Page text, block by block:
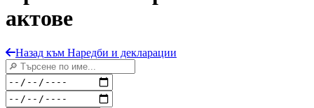
актове
Назад към Наредби и декларации